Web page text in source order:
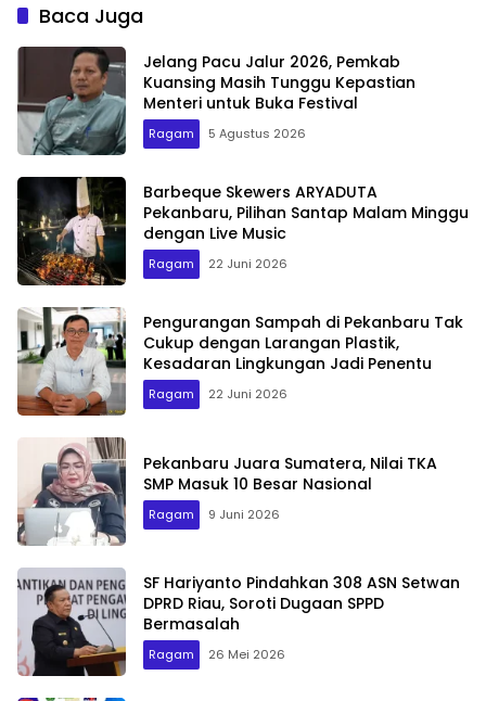
Baca Juga
Jelang Pacu Jalur 2026, Pemkab
Kuansing Masih Tunggu Kepastian
Menteri untuk Buka Festival
Ragam 5 Agustus 2026
Barbeque Skewers ARYADUTA
Pekanbaru, Pilihan Santap Malam Minggu
dengan Live Music
Ragam 22 Juni 2026
Pengurangan Sampah di Pekanbaru Tak
Cukup dengan Larangan Plastik,
Kesadaran Lingkungan Jadi Penentu
Ragam 22 Juni 2026
Pekanbaru Juara Sumatera, Nilai TKA
SMP Masuk 10 Besar Nasional
Ragam 9 Juni 2026
SF Hariyanto Pindahkan 308 ASN Setwan
DPRD Riau, Soroti Dugaan SPPD
Bermasalah
Ragam 26 Mei 2026